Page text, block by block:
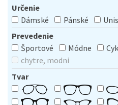
Určenie
Dámské
Pánské
Prevedenie
Športové
Módne
chytre, modni
Tvar